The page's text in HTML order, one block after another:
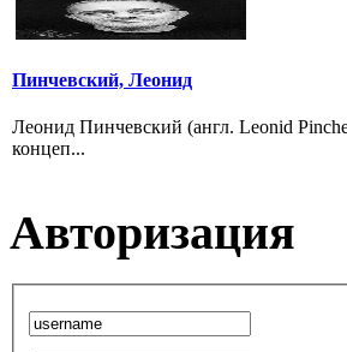
Пинчевский, Леонид
Леонид Пинчевский (англ. Leonid
концеп...
Авторизация